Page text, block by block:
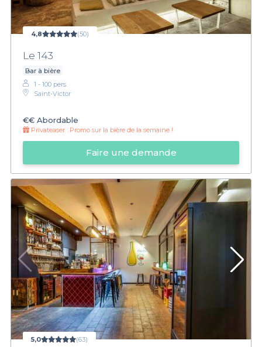
4,8 (50)
Le 143
Bar à bière
1 - 100 pers.
Saint-Victor
€€ Abordable
Privateaser : Promo sur la bière de la semaine !
Faire une demande
5,0 (63)